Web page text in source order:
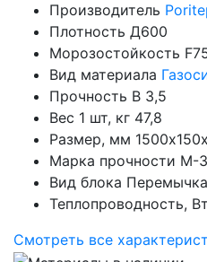
Производитель
Плотность Д600
Морозостойкость
Вид материала
Прочность B 3,5
Вес 1 шт, кг 47,8
Размер, мм
Марка прочности М-
Вид блока Перемычка
Теплопроводность,
Смотреть все